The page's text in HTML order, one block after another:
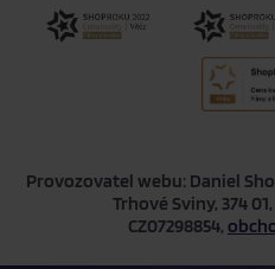
Provozovatel webu: Daniel
Trhové Sviny, 374 01,
CZ07298854,